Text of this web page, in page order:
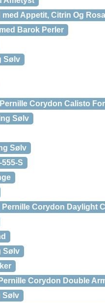
Appetit, Citrin Og
Barok Perler
Sølv
Pernille Corydon Calisto
Sølv
Sølv
S
Pernille Corydon Daylight
Sølv
Pernille Corydon Double
Sølv